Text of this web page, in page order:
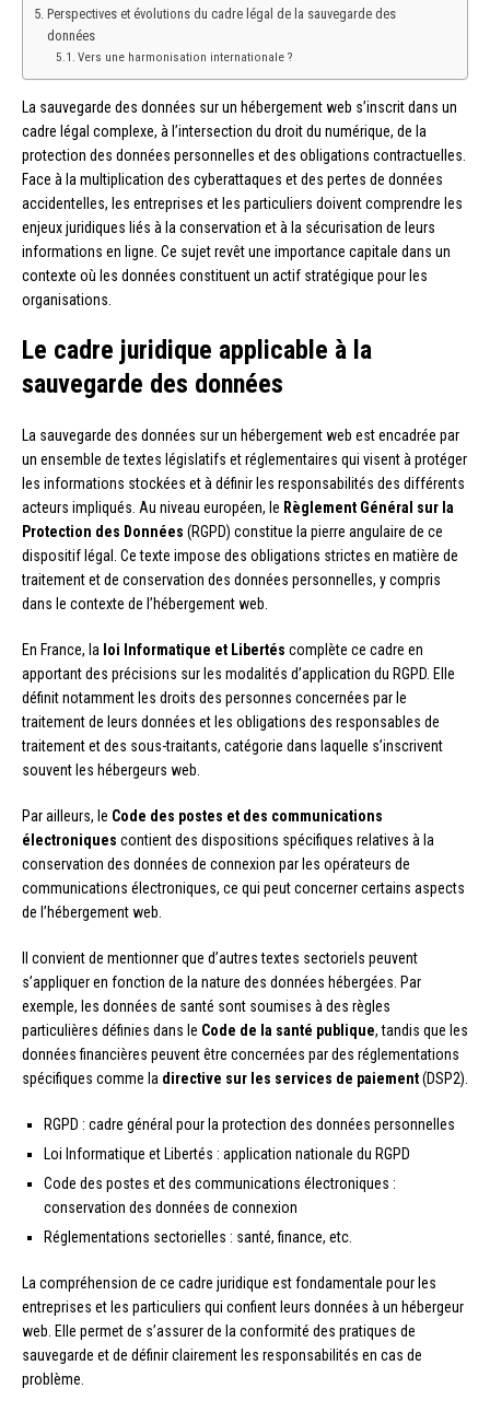
Perspectives et évolutions du cadre légal de la sauvegarde des
données
Vers une harmonisation internationale ?
La sauvegarde des données sur un hébergement web s’inscrit dans un
cadre légal complexe, à l’intersection du droit du numérique, de la
protection des données personnelles et des obligations contractuelles.
Face à la multiplication des cyberattaques et des pertes de données
accidentelles, les entreprises et les particuliers doivent comprendre les
enjeux juridiques liés à la conservation et à la sécurisation de leurs
informations en ligne. Ce sujet revêt une importance capitale dans un
contexte où les données constituent un actif stratégique pour les
organisations.
Le cadre juridique applicable à la
sauvegarde des données
La sauvegarde des données sur un hébergement web est encadrée par
un ensemble de textes législatifs et réglementaires qui visent à protéger
les informations stockées et à définir les responsabilités des différents
acteurs impliqués. Au niveau européen, le Règlement Général sur la
Protection des Données (RGPD) constitue la pierre angulaire de ce
dispositif légal. Ce texte impose des obligations strictes en matière de
traitement et de conservation des données personnelles, y compris
dans le contexte de l’hébergement web.
En France, la loi Informatique et Libertés complète ce cadre en
apportant des précisions sur les modalités d’application du RGPD. Elle
définit notamment les droits des personnes concernées par le
traitement de leurs données et les obligations des responsables de
traitement et des sous-traitants, catégorie dans laquelle s’inscrivent
souvent les hébergeurs web.
Par ailleurs, le Code des postes et des communications
électroniques contient des dispositions spécifiques relatives à la
conservation des données de connexion par les opérateurs de
communications électroniques, ce qui peut concerner certains aspects
de l’hébergement web.
Il convient de mentionner que d’autres textes sectoriels peuvent
s’appliquer en fonction de la nature des données hébergées. Par
exemple, les données de santé sont soumises à des règles
particulières définies dans le Code de la santé publique, tandis que les
données financières peuvent être concernées par des réglementations
spécifiques comme la directive sur les services de paiement(DSP2).
RGPD : cadre général pour la protection des données personnelles
Loi Informatique et Libertés : application nationale du RGPD
Code des postes et des communications électroniques :
conservation des données de connexion
Réglementations sectorielles : santé, finance, etc.
La compréhension de ce cadre juridique est fondamentale pour les
entreprises et les particuliers qui confient leurs données à un hébergeur
web. Elle permet de s’assurer de la conformité des pratiques de
sauvegarde et de définir clairement les responsabilités en cas de
problème.